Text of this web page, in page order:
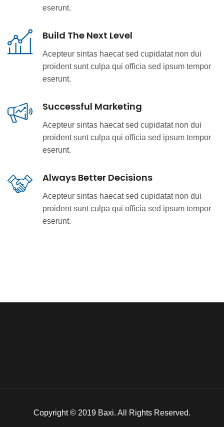
eserunt.
Build The Next Level
Acepteur sintas haecat sed cupidatat non dui
proident sunt culpa qui officia sed ipsum tempor
eserunt.
Successful Marketing
Acepteur sintas haecat sed cupidatat non dui
proident sunt culpa qui officia sed ipsum tempor
eserunt.
Always Better Decisions
Acepteur sintas haecat sed cupidatat non dui
proident sunt culpa qui officia sed ipsum tempor
eserunt.
Copyright © 2019 Baxi. All Rights Reserved.